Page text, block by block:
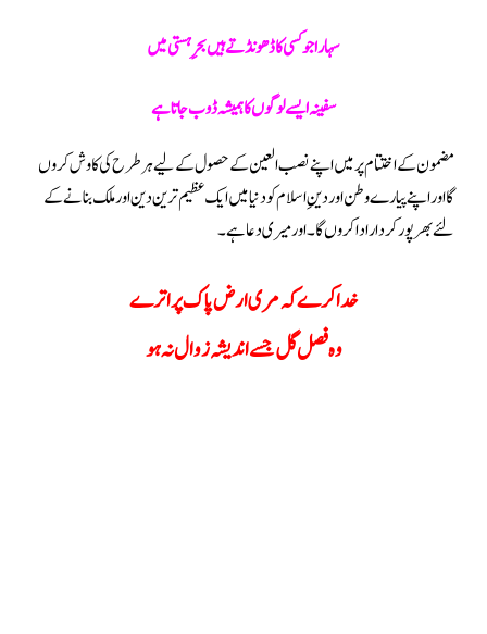
سہارا جو کسی کا ڈھونڈتے ہیں بحرِ ہستی میں
سفینہ ایسے لوگوں کا ہمیشہ ڈوب جاتا ہے
مضمون کے اختتام پر میں اپنے نصب العین کے حصول کے لیے ہر طرح کی کاوش کروں
گا اور اپنے پیارے وطن اور دینِ اسلام کو دنیا میں ایک عظیم ترین دین اور ملک بنانے کے
لئے بھرپور کردار ادا کروں گا ۔اور میری دعا ہے۔
خدا کرے کہ مری ارض پاک پر اترے
وہ فصل گل جسے اندیشہ زوال نہ ہو